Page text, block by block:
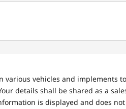
vehicles and implements
details shall be shared as a
is displayed and does